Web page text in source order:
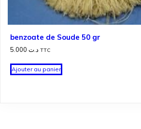
benzoate de Soude 50 gr
د.ت TTC
Ajouter au panier